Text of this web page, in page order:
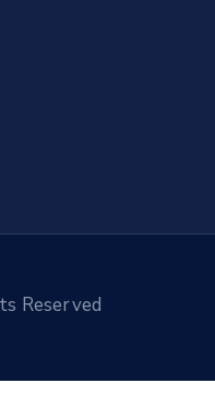
Reserved